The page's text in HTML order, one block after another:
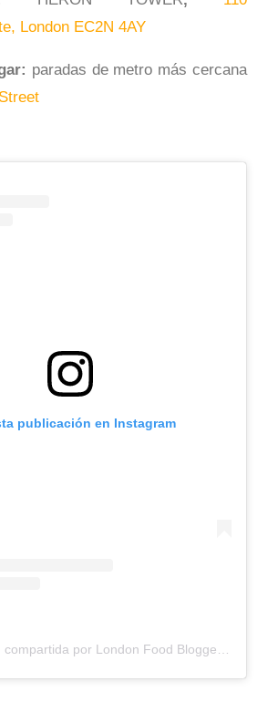
London EC2N 4AY
paradas de metro más cercana
publicación en Instagram